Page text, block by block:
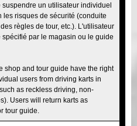
suspendre un utilisateur individuel
les risques de sécurité (conduite
règles de tour, etc.). L'utilisateur
par le magasin ou le guide
shop and tour guide have the right
users from driving karts in
as reckless driving, non-
Users will return karts as
tour guide.